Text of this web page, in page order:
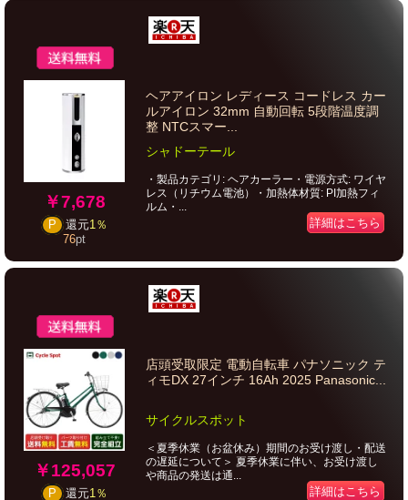
￥7,678
P 還元1％
76pt
ヘアアイロン レディース コードレス カー
ルアイロン 32mm 自動回転 5段階温度調
整 NTCスマー...
シャドーテール
・製品カテゴリ: ヘアカーラー・電源方式: ワイヤ
レス（リチウム電池）・加熱体材質: PI加熱フィ
ルム・...
詳細はこちら
￥125,057
P 還元1％
店頭受取限定 電動自転車 パナソニック テ
ィモDX 27インチ 16Ah 2025 Panasonic...
サイクルスポット
＜夏季休業（お盆休み）期間のお受け渡し・配送
の遅延について＞ 夏季休業に伴い、お受け渡し
や商品の発送は通...
詳細はこちら